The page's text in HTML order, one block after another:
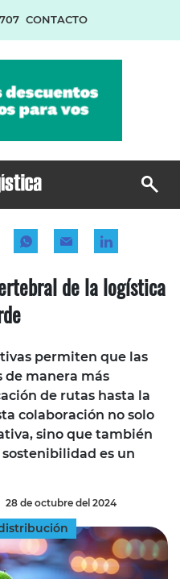
CONTACTO
de la logística
permiten que las
de manera más
de rutas hasta la
colaboración no solo
sino que también
es un
28 de octubre del 2024